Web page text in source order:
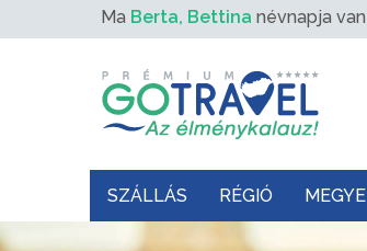
Ma Berta, Bettina névnapja van
SZÁLLÁS RÉGIÓ MEGYE